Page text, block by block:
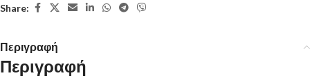
Share:
Περιγραφή
Περιγραφή